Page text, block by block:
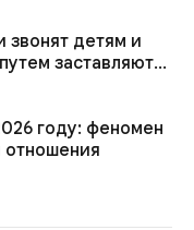
звонят детям и
заставляют
деньги со счет...
году: феномен
отношения